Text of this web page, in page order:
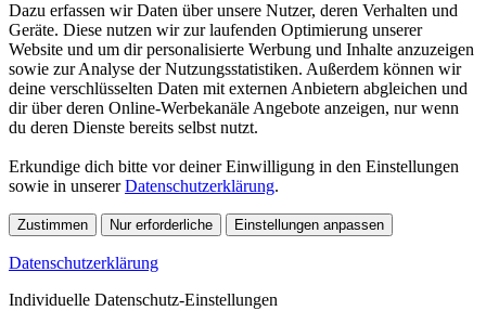
Dazu erfassen wir Daten über unsere Nutzer, deren Verhalten und
Geräte. Diese nutzen wir zur laufenden Optimierung unserer
Website und um dir personalisierte Werbung und Inhalte anzuzeigen
sowie zur Analyse der Nutzungsstatistiken. Außerdem können wir
deine verschlüsselten Daten mit externen Anbietern abgleichen und
dir über deren Online-Werbekanäle Angebote anzeigen, nur wenn
du deren Dienste bereits selbst nutzt.
Erkundige dich bitte vor deiner Einwilligung in den Einstellungen
sowie in unsererDatenschutzerklärung.
Zustimmen Nur erforderliche Einstellungen anpassen
Datenschutzerklärung
Individuelle Datenschutz-Einstellungen